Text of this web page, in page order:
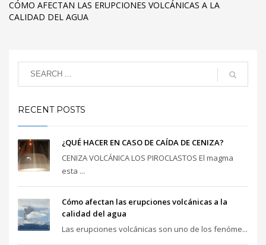
CÓMO AFECTAN LAS ERUPCIONES VOLCÁNICAS A LA
CALIDAD DEL AGUA
RECENT POSTS
¿QUÉ HACER EN CASO DE CAÍDA DE CENIZA?
CENIZA VOLCÁNICA LOS PIROCLASTOS El magma
esta ...
Cómo afectan las erupciones volcánicas a la
calidad del agua
Las erupciones volcánicas son uno de los fenóme...